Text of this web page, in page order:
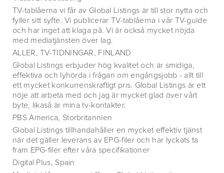
TV-tablåerna vi får av Global Listings är till stor nytta och
fyller sitt syfte. Vi publicerar TV-tablåerna i vår TV-guide
och har inget att klaga på. Vi är också mycket nöjda
med mediatjänsten över lag.
ALLER, TV-TIDNINGAR, FINLAND
Global Listings erbjuder hög kvalitet och är smidiga,
effektiva och lyhörda i frågan om engångsjobb - allt till
ett mycket konkurrenskraftigt pris. Global Listings är ett
nöje att arbeta med och jag är mycket glad över vårt
byte, likaså är mina tv-kontakter.
PBS America, Storbritannien
Global Listings tillhandahåller en mycket effektiv tjänst
när det gäller leverans av EPG-filer och har lyckats ta
fram EPG-filer efter våra specifikationer
Digital Plus, Spain